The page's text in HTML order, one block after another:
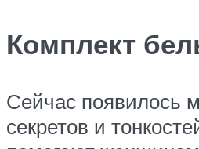
Комплект
Сейчас появилось
секретов и